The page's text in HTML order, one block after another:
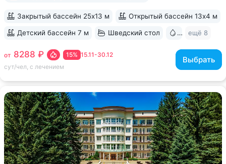
15.11-30.12
15%
от 8288 ₽
сут/чел, с лечением
Выбрать
Закрытый бассейн 25х13 м Открытый бассейн 13x4 м
Детский бассейн 7 м Шведский стол Бювет
ещё 8